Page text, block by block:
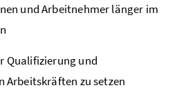
und Arbeitnehmer länger im
Qualifizierung und
Arbeitskräften zu setzen